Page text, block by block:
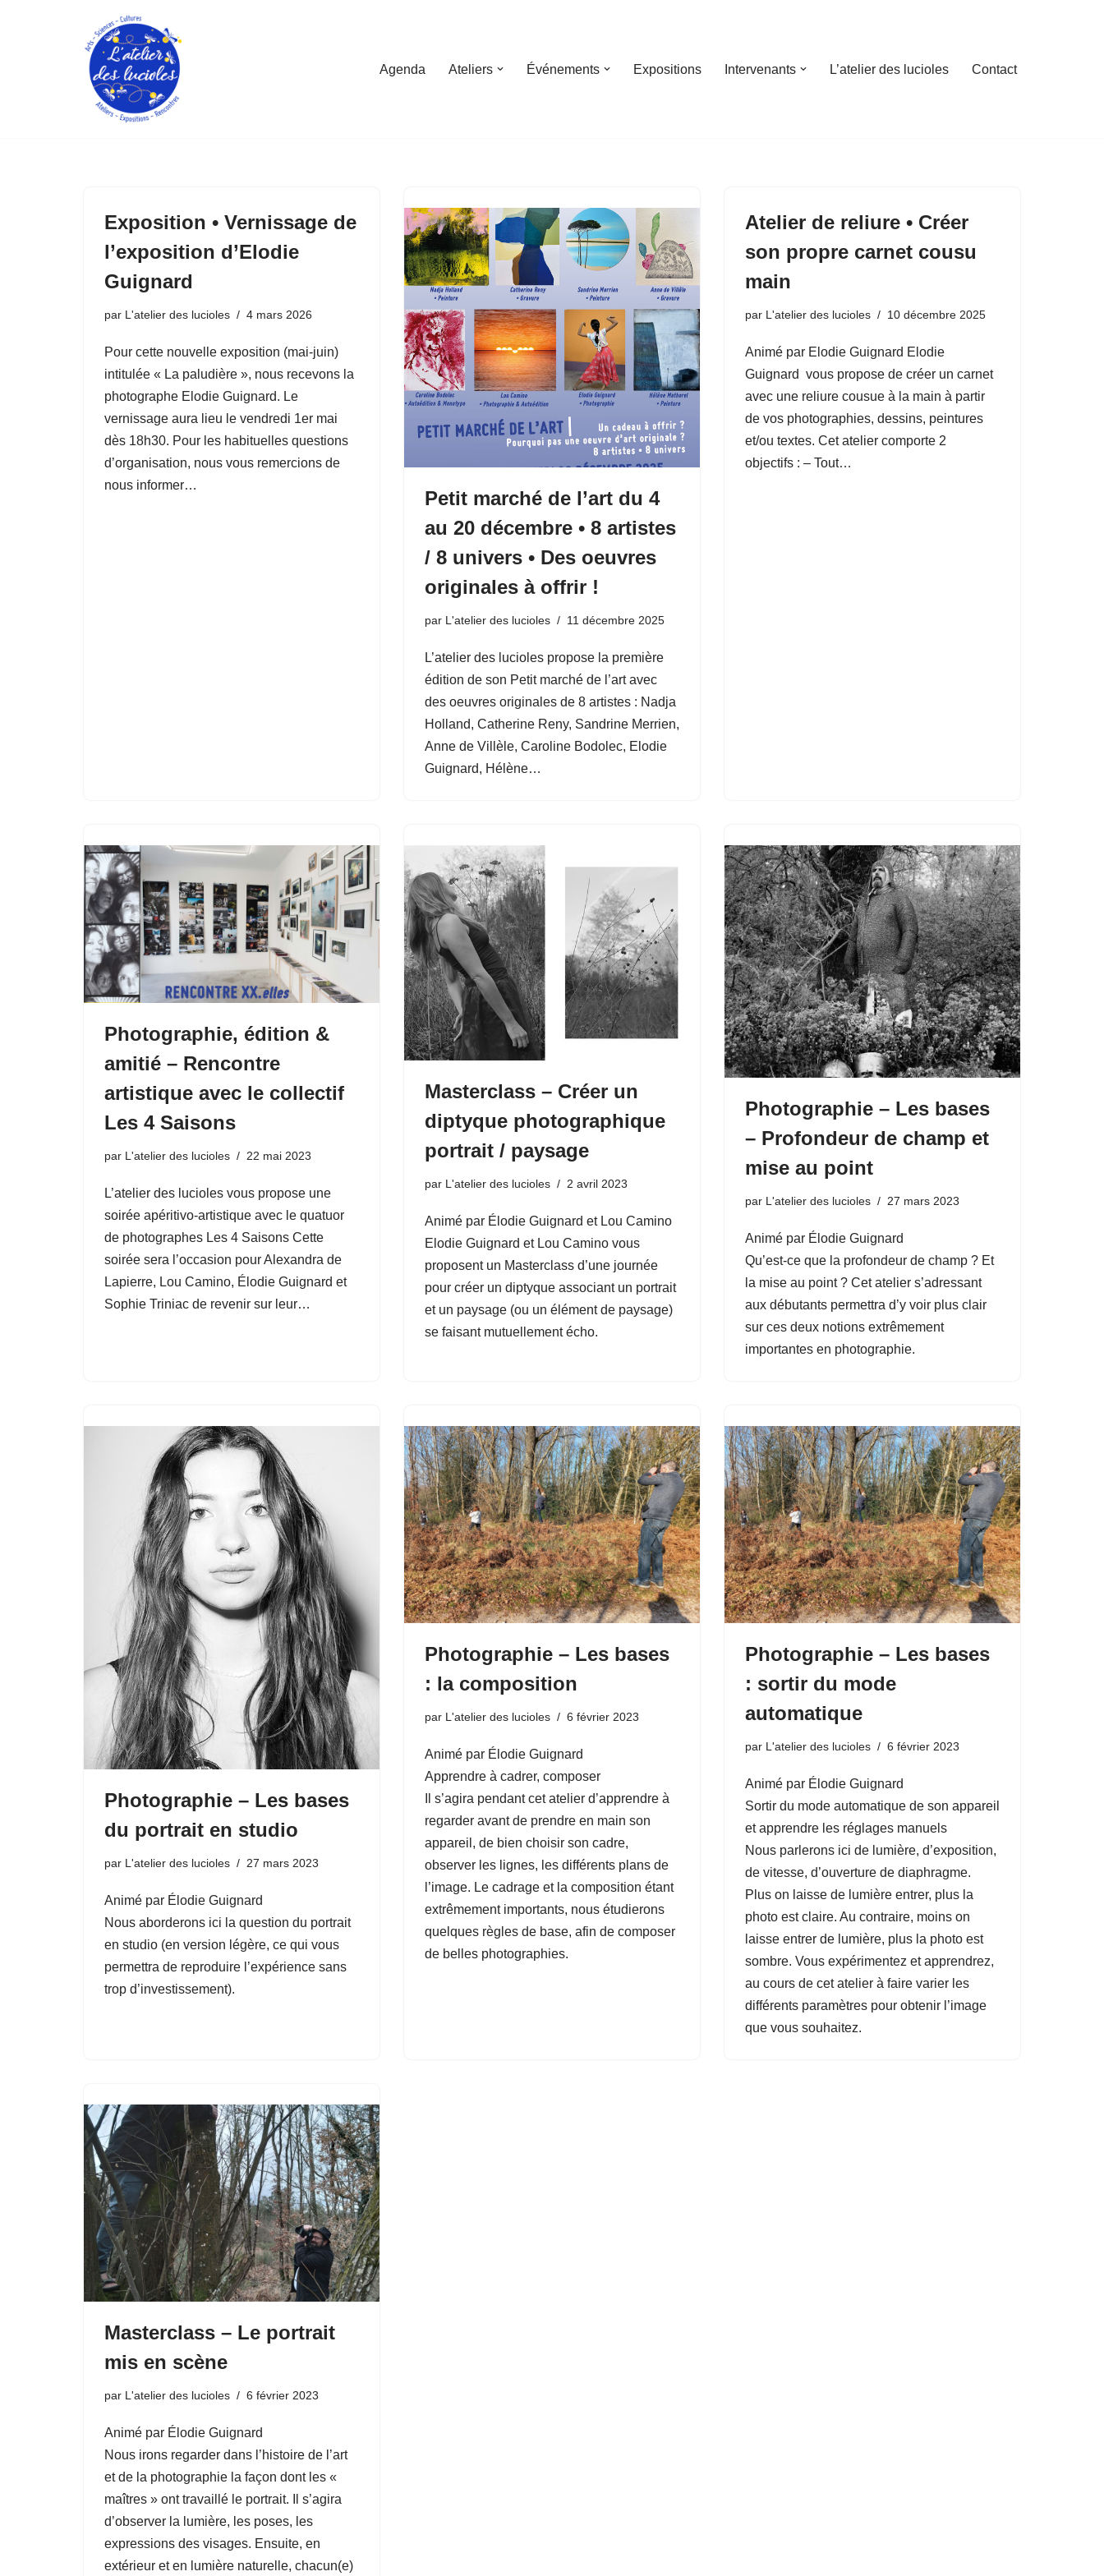
Agenda Ateliers Événements Expositions Intervenants L’atelier des lucioles Contact
Exposition • Vernissage de
l’exposition d’Elodie
Guignard
par L'atelier des lucioles 4 mars 2026
Pour cette nouvelle exposition (mai-juin)
intitulée « La paludière », nous recevons la
photographe Elodie Guignard. Le
vernissage aura lieu le vendredi 1er mai
dès 18h30. Pour les habituelles questions
d’organisation, nous vous remercions de
nous informer…
Petit marché de l’art du 4
au 20 décembre • 8 artistes
/ 8 univers • Des oeuvres
originales à offrir !
par L'atelier des lucioles 11 décembre 2025
L’atelier des lucioles propose la première
édition de son Petit marché de l’art avec
des oeuvres originales de 8 artistes : Nadja
Holland, Catherine Reny, Sandrine Merrien,
Anne de Villèle, Caroline Bodolec, Elodie
Guignard, Hélène…
Atelier de reliure • Créer
son propre carnet cousu
main
par L'atelier des lucioles 10 décembre 2025
Animé par Elodie Guignard Elodie
Guignard vous propose de créer un carnet
avec une reliure cousue à la main à partir
de vos photographies, dessins, peintures
et/ou textes. Cet atelier comporte 2
objectifs : – Tout…
Photographie, édition &
amitié – Rencontre
artistique avec le collectif
Les 4 Saisons
par L'atelier des lucioles 22 mai 2023
L’atelier des lucioles vous propose une
soirée apéritivo-artistique avec le quatuor
de photographes Les 4 Saisons Cette
soirée sera l’occasion pour Alexandra de
Lapierre, Lou Camino, Élodie Guignard et
Sophie Triniac de revenir sur leur…
Masterclass – Créer un
diptyque photographique
portrait / paysage
par L'atelier des lucioles 2 avril 2023
Animé par Élodie Guignard et Lou Camino
Elodie Guignard et Lou Camino vous
proposent un Masterclass d’une journée
pour créer un diptyque associant un portrait
et un paysage (ou un élément de paysage)
se faisant mutuellement écho.
Photographie – Les bases
– Profondeur de champ et
mise au point
par L'atelier des lucioles 27 mars 2023
Animé par Élodie Guignard
Qu’est-ce que la profondeur de champ ? Et
la mise au point ? Cet atelier s’adressant
aux débutants permettra d’y voir plus clair
sur ces deux notions extrêmement
importantes en photographie.
Photographie – Les bases
du portrait en studio
par L'atelier des lucioles 27 mars 2023
Animé par Élodie Guignard
Nous aborderons ici la question du portrait
en studio (en version légère, ce qui vous
permettra de reproduire l’expérience sans
trop d’investissement).
Photographie – Les bases
: la composition
par L'atelier des lucioles 6 février 2023
Animé par Élodie Guignard
Apprendre à cadrer, composer
Il s’agira pendant cet atelier d’apprendre à
regarder avant de prendre en main son
appareil, de bien choisir son cadre,
observer les lignes, les différents plans de
l’image. Le cadrage et la composition étant
extrêmement importants, nous étudierons
quelques règles de base, afin de composer
de belles photographies.
Photographie – Les bases
: sortir du mode
automatique
par L'atelier des lucioles 6 février 2023
Animé par Élodie Guignard
Sortir du mode automatique de son appareil
et apprendre les réglages manuels
Nous parlerons ici de lumière, d’exposition,
de vitesse, d’ouverture de diaphragme.
Plus on laisse de lumière entrer, plus la
photo est claire. Au contraire, moins on
laisse entrer de lumière, plus la photo est
sombre. Vous expérimentez et apprendrez,
au cours de cet atelier à faire varier les
différents paramètres pour obtenir l’image
que vous souhaitez.
Masterclass – Le portrait
mis en scène
par L'atelier des lucioles 6 février 2023
Animé par Élodie Guignard
Nous irons regarder dans l’histoire de l’art
et de la photographie la façon dont les «
maîtres » ont travaillé le portrait. Il s’agira
d’observer la lumière, les poses, les
expressions des visages. Ensuite, en
extérieur et en lumière naturelle, chacun(e)